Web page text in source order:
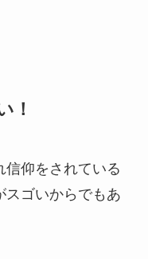
！
信仰をされている
スゴいからでもあ